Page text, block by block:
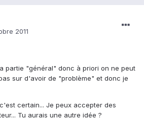
2011
partie "général" donc à priori on ne peut
sur d'avoir de "problème" et donc je
certain... Je peux accepter des
Tu aurais une autre idée ?